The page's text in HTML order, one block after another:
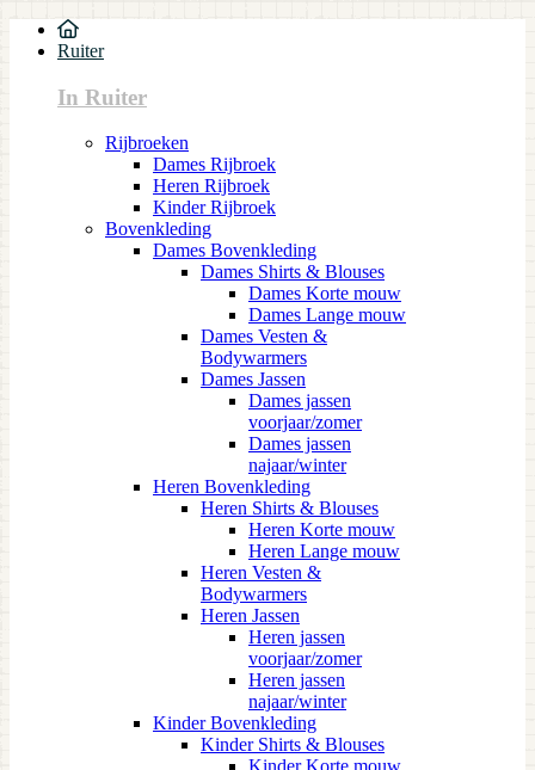
Ruiter
In Ruiter
Rijbroeken
Dames Rijbroek
Heren Rijbroek
Kinder Rijbroek
Bovenkleding
Dames Bovenkleding
Dames Shirts & Blouses
Dames Korte mouw
Dames Lange mouw
Dames Vesten &
Bodywarmers
Dames Jassen
Dames jassen
voorjaar/zomer
Dames jassen
najaar/winter
Heren Bovenkleding
Heren Shirts & Blouses
Heren Korte mouw
Heren Lange mouw
Heren Vesten &
Bodywarmers
Heren Jassen
Heren jassen
voorjaar/zomer
Heren jassen
najaar/winter
Kinder Bovenkleding
Kinder Shirts & Blouses